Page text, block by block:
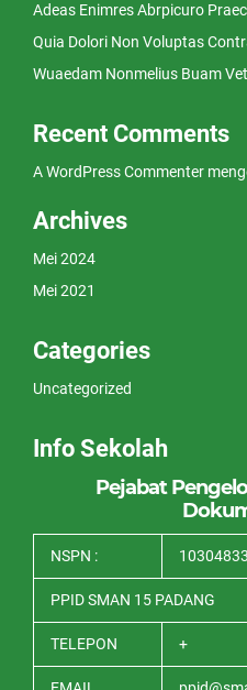
Adeas Enimres Abrpicuro
Quia Dolori Non Voluptas
Wuaedam Nonmelius Buam
Recent Comments
A WordPress Commenter
Archives
Mei 2024
Mei 2021
Categories
Uncategorized
Info Sekolah
Pejabat
NSPN : 10304833
PPID SMAN 15 PADANG
TELEPON +